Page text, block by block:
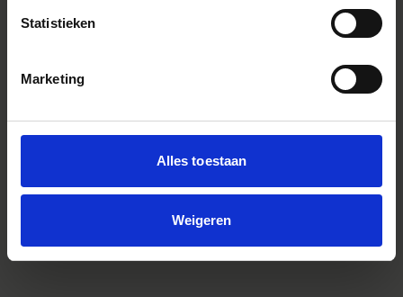
Statistieken
Marketing
Alles toestaan
Weigeren
PRESS